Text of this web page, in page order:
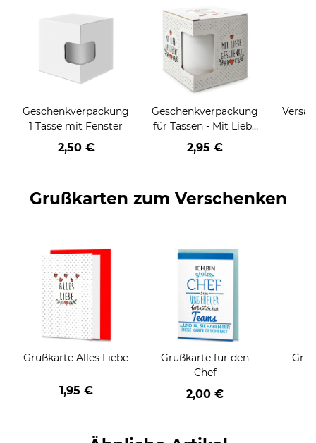
Geschenkverpackung
1 Tasse mit Fenster
2,50 €
Geschenkverpackung
für Tassen - Mit Liebe
geschenkt
2,95 €
Grußkarten zum Verschenken
Grußkarte Alles Liebe
1,95 €
Grußkarte für den
Chef
2,00 €